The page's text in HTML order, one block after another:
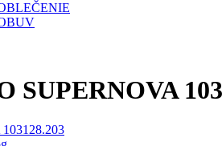
SUPERNOVA